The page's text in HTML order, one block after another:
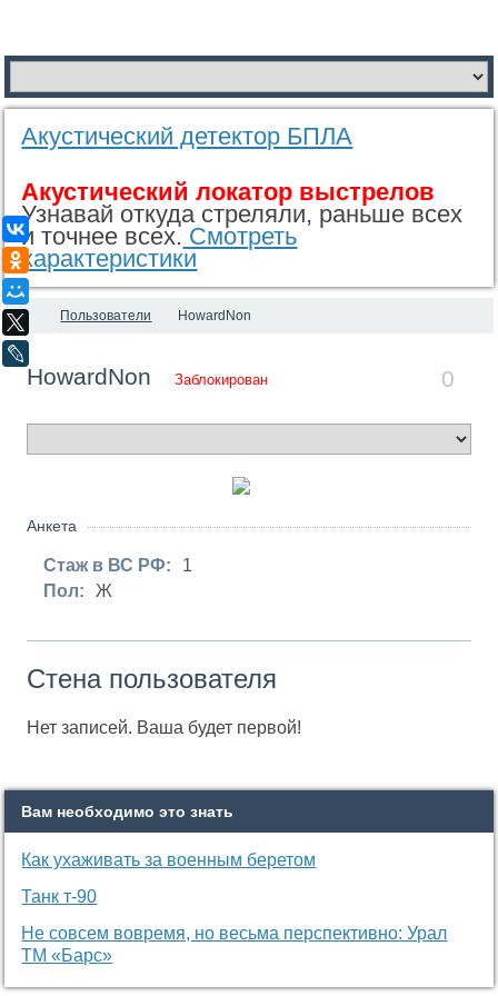
ВКонтакте
Одноклассники
Мой Мир
Акустический детектор БПЛА
Акустический локатор выстрелов
Узнавай откуда стреляли, раньше всех
и точнее всех. Смотреть
характеристики
Пользователи HowardNon
0
HowardNon Заблокирован
Анкета
Стаж в ВС РФ:
1
Пол:
Ж
Стена пользователя
Нет записей. Ваша будет первой!
Вам необходимо это знать
Как ухаживать за военным беретом
Танк т-90
Не совсем вовремя, но весьма перспективно: Урал
ТМ «Барс»